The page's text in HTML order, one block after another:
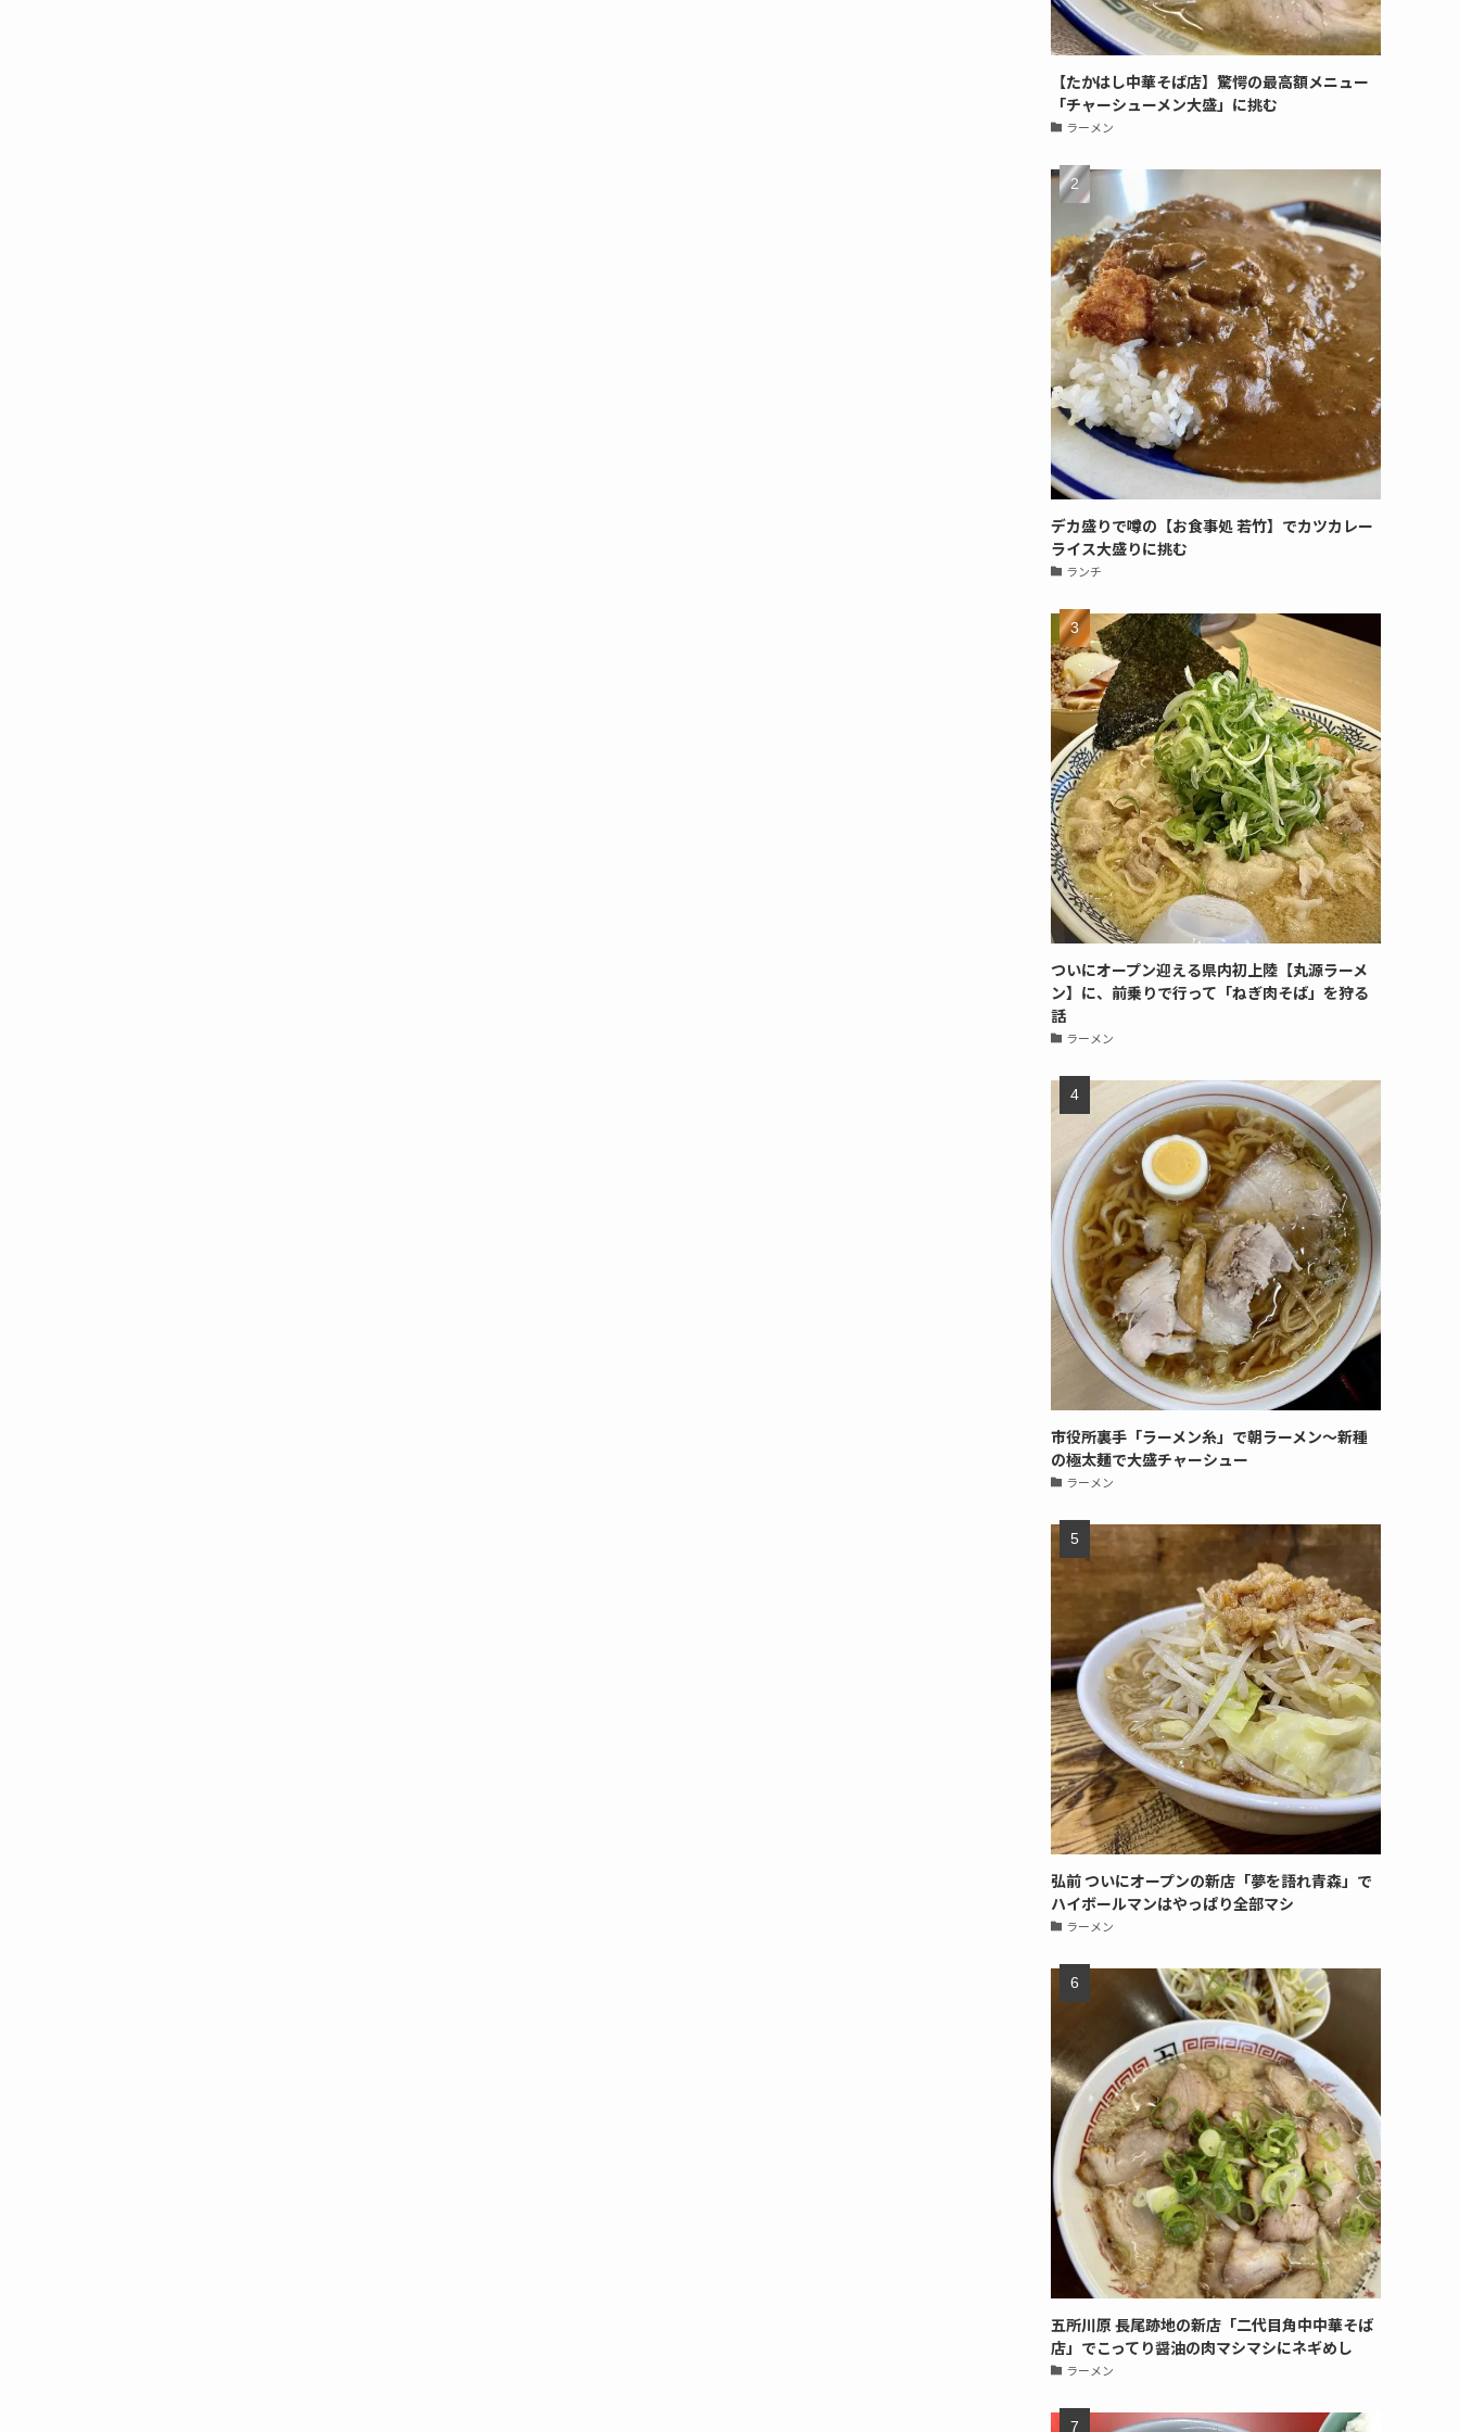
【たかはし中華そば店】驚愕の最高額メニュー
「チャーシューメン大盛」に挑む
ラーメン
デカ盛りで噂の【お食事処 若竹】でカツカレー
ライス大盛りに挑む
ランチ
ついにオープン迎える県内初上陸【丸源ラーメ
ン】に、前乗りで行って「ねぎ肉そば」を狩る
話
ラーメン
市役所裏手「ラーメン糸」で朝ラーメン〜新種
の極太麺で大盛チャーシュー
ラーメン
弘前 ついにオープンの新店「夢を語れ青森」で
ハイボールマンはやっぱり全部マシ
ラーメン
五所川原 長尾跡地の新店「二代目角中中華そば
店」でこってり醤油の肉マシマシにネギめし
ラーメン